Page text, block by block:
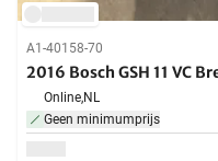
A1-40158-70
2016 Bosch GSH 11 VC
Online,NL
Geen minimumprijs